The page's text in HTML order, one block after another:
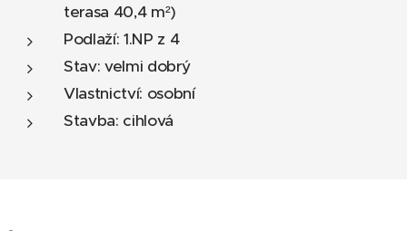
terasa 40,4 m²)
Podlaží: 1.NP z 4
Stav: velmi dobrý
Vlastnictví: osobní
Stavba: cihlová